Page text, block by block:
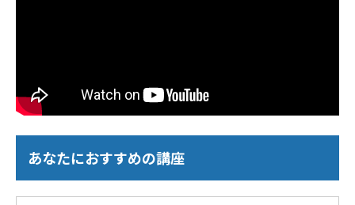
あなたにおすすめの講座